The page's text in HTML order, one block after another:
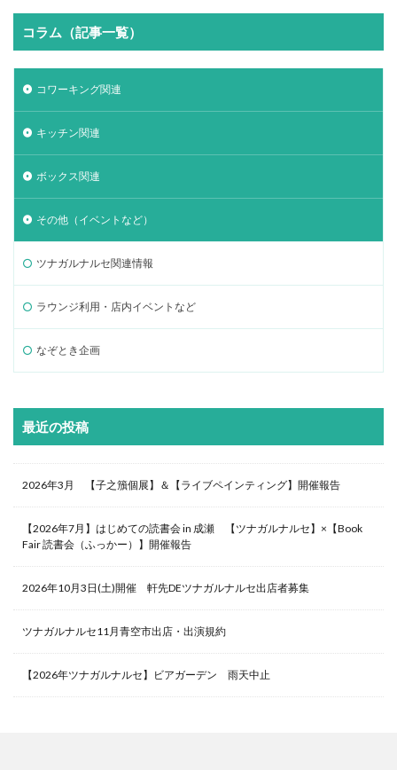
コラム（記事一覧）
コワーキング関連
キッチン関連
ボックス関連
その他（イベントなど）
ツナガルナルセ関連情報
ラウンジ利用・店内イベントなど
なぞとき企画
最近の投稿
2026年3月 【子之籏個展】＆【ライブペインティング】開催報告
【2026年7月】はじめての読書会 in 成瀬 【ツナガルナルセ】×【Book
Fair 読書会（ふっかー）】開催報告
2026年10月3日(土)開催 軒先DEツナガルナルセ出店者募集
ツナガルナルセ11月青空市出店・出演規約
【2026年ツナガルナルセ】ビアガーデン 雨天中止